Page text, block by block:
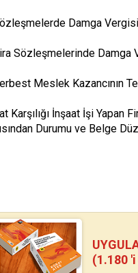
Damga
Sözleşmelerinde Damga
Meslek Kazancının
Karşılığı İnşaat İşi Yapan
Durumu ve Belge
(1.180